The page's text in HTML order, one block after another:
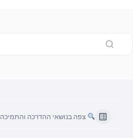
צפה בנושאי ההדרכה והתמיכה